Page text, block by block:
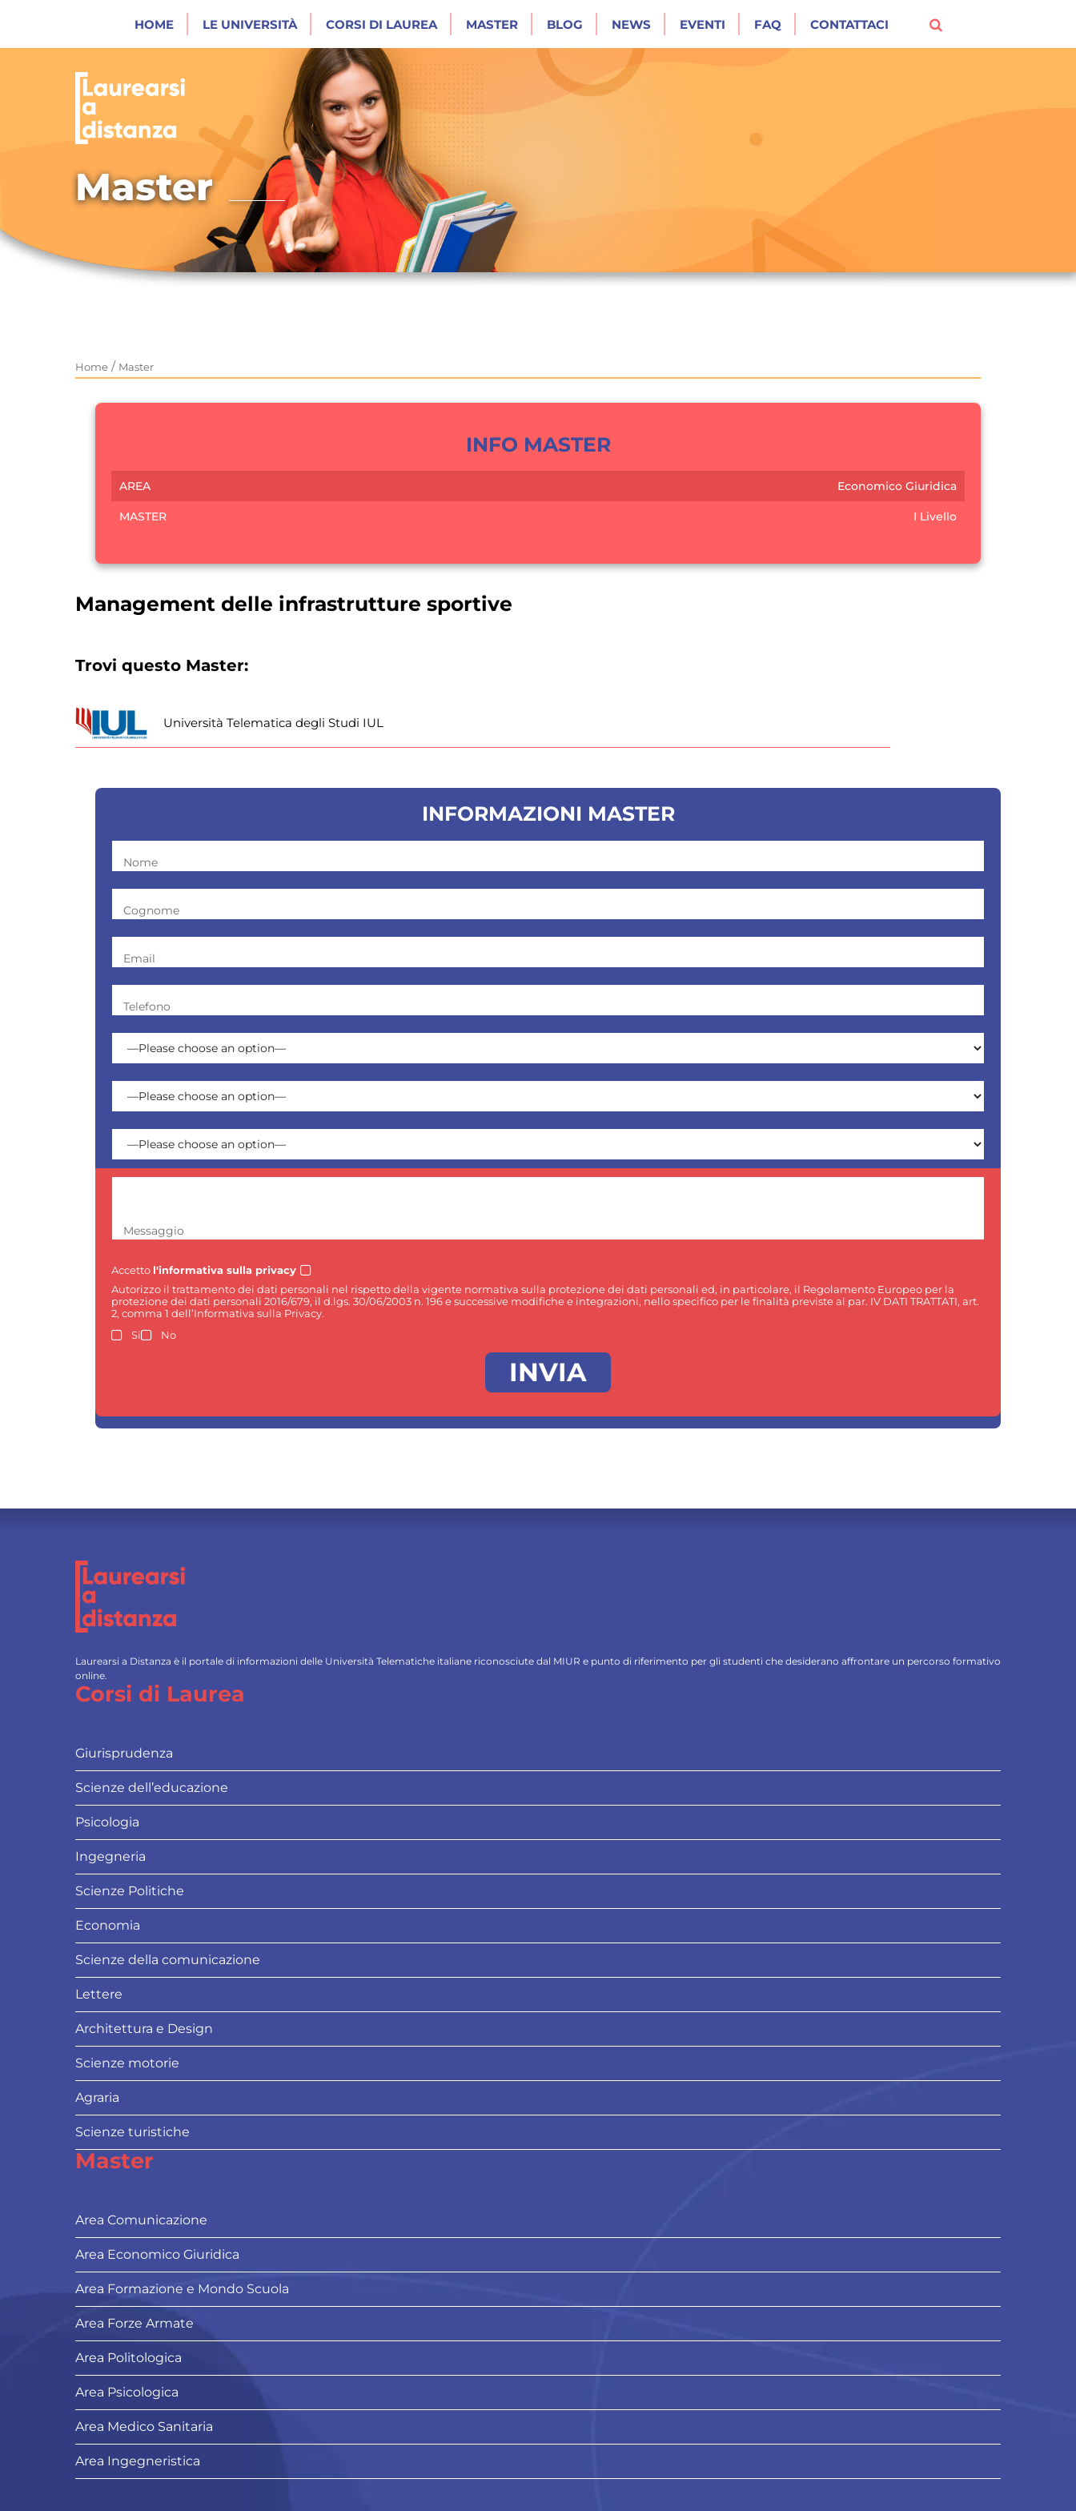
HOME LE UNIVERSITÀ CORSI DI LAUREA MASTER BLOG NEWS EVENTI FAQ CONTATTACI
Master
Home / Master
INFO MASTER
AREA Economico Giuridica
MASTER I Livello
Management delle infrastrutture sportive
Trovi questo Master:
Università Telematica degli Studi IUL
INFORMAZIONI MASTER
Nome
Cognome
Email
Telefono
Messaggio
Accetto l'informativa sulla privacy
Autorizzo il trattamento dei dati personali nel rispetto della vigente normativa sulla protezione dei dati personali ed, in particolare, il Regolamento Europeo per la
protezione dei dati personali 2016/679, il d.lgs. 30/06/2003 n. 196 e successive modifiche e integrazioni, nello specifico per le finalità previste al par. IV DATI TRATTATI, art.
2, comma 1 dell’Informativa sulla Privacy.
Si
No
Laurearsi a Distanza è il portale di informazioni delle Università Telematiche italiane riconosciute dal MIUR e punto di riferimento per gli studenti che desiderano affrontare un percorso formativo
online.
Corsi di Laurea
Giurisprudenza
Scienze dell’educazione
Psicologia
Ingegneria
Scienze Politiche
Economia
Scienze della comunicazione
Lettere
Architettura e Design
Scienze motorie
Agraria
Scienze turistiche
Master
Area Comunicazione
Area Economico Giuridica
Area Formazione e Mondo Scuola
Area Forze Armate
Area Politologica
Area Psicologica
Area Medico Sanitaria
Area Ingegneristica